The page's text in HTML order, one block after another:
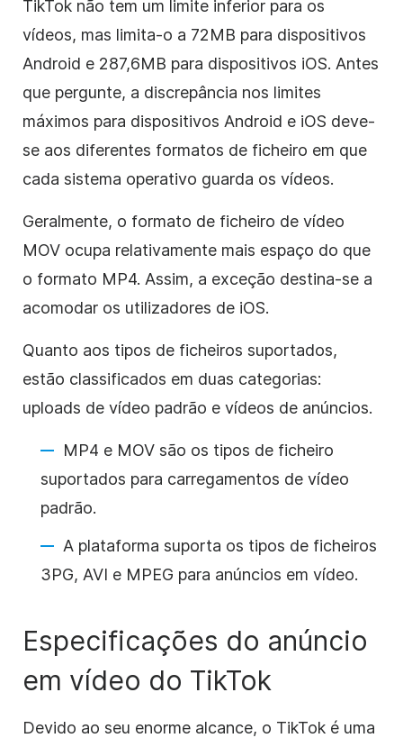
TikTok não tem um limite inferior para os
vídeos, mas limita-o a 72MB para dispositivos
Android e 287,6MB para dispositivos iOS. Antes
que pergunte, a discrepância nos limites
máximos para dispositivos Android e iOS deve-
se aos diferentes formatos de ficheiro em que
cada sistema operativo guarda os vídeos.
Geralmente, o formato de ficheiro de vídeo
MOV ocupa relativamente mais espaço do que
o formato MP4. Assim, a exceção destina-se a
acomodar os utilizadores de iOS.
Quanto aos tipos de ficheiros suportados,
estão classificados em duas categorias:
uploads de vídeo padrão e vídeos de anúncios.
MP4 e MOV são os tipos de ficheiro
suportados para carregamentos de vídeo
padrão.
A plataforma suporta os tipos de ficheiros
3PG, AVI e MPEG para anúncios em vídeo.
Especificações do anúncio
em vídeo do TikTok
Devido ao seu enorme alcance, o TikTok é uma